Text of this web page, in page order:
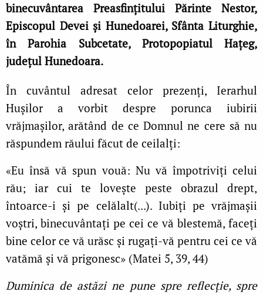
binecuvântarea Preasfințitului Părinte Nestor,
Episcopul Devei și Hunedoarei, Sfânta Liturghie,
în Parohia Subcetate, Protopopiatul Hațeg,
județul Hunedoara.
În cuvântul adresat celor prezenți, Ierarhul
Hușilor a vorbit despre porunca iubirii
vrăjmașilor, arătând de ce Domnul ne cere să nu
răspundem răului făcut de ceilalți:
«Eu însă vă spun vouă: Nu vă împotriviți celui
rău; iar cui te lovește peste obrazul drept,
întoarce-i și pe celălalt(...). Iubiți pe vrăjmașii
voștri, binecuvântați pe cei ce vă blestemă, faceți
bine celor ce vă urăsc și rugați-vă pentru cei ce vă
vatămă și vă prigonesc» (Matei 5, 39, 44)
Duminica de astăzi ne pune spre reflecție, spre